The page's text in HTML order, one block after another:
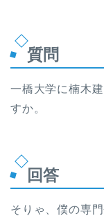
質問
一橋大学に楠木
すか。
回答
そりゃ、僕の専